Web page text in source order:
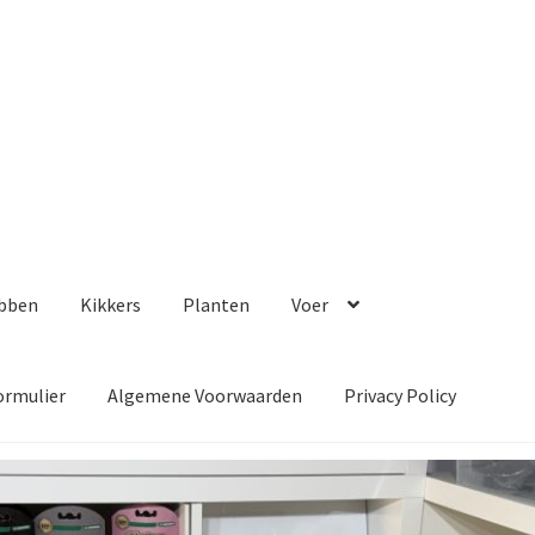
Kikkers Planten Voer
Algemene Voorwaarden Privacy Policy